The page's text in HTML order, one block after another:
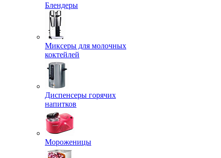
Блендеры
Миксеры для молочных
коктейлей
Диспенсеры горячих
напитков
Мороженицы